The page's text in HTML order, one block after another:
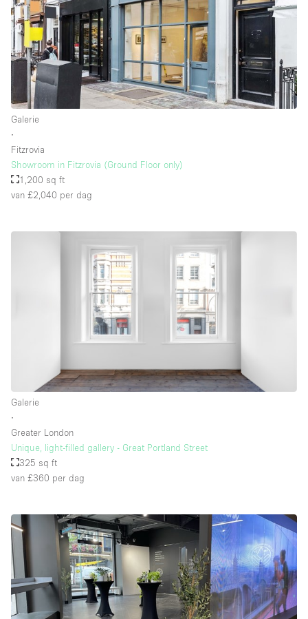
Galerie
∙
Fitzrovia
Showroom in Fitzrovia (Ground Floor only)
1,200 sq ft
van £2,040 per dag
Galerie
∙
Greater London
Unique, light-filled gallery - Great Portland Street
325 sq ft
van £360 per dag